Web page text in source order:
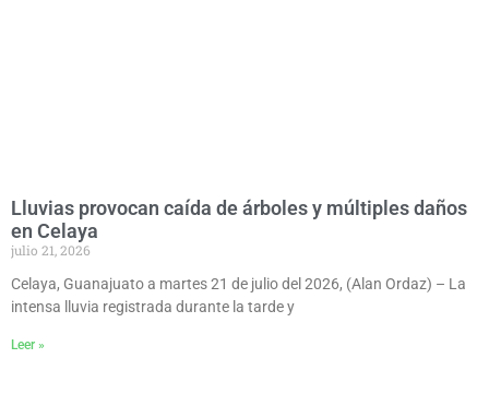
Lluvias provocan caída de árboles y múltiples daños
en Celaya
julio 21, 2026
Celaya, Guanajuato a martes 21 de julio del 2026, (Alan Ordaz) – La
intensa lluvia registrada durante la tarde y
Leer »